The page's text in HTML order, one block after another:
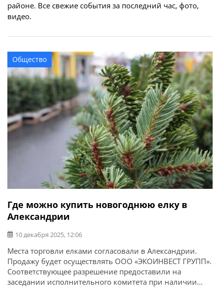
районе. Все свежие события за последний час, фото,
видео.
Общество
Где можно купить новогоднюю елку в
Александрии
10 декабря 2025, 12:06
Места торговли елками согласовали в Александрии.
Продажу будет осуществлять ООО «ЭКОИНВЕСТ ГРУПП».
Соответствующее разрешение предоставили на
заседании исполнительного комитета при наличии